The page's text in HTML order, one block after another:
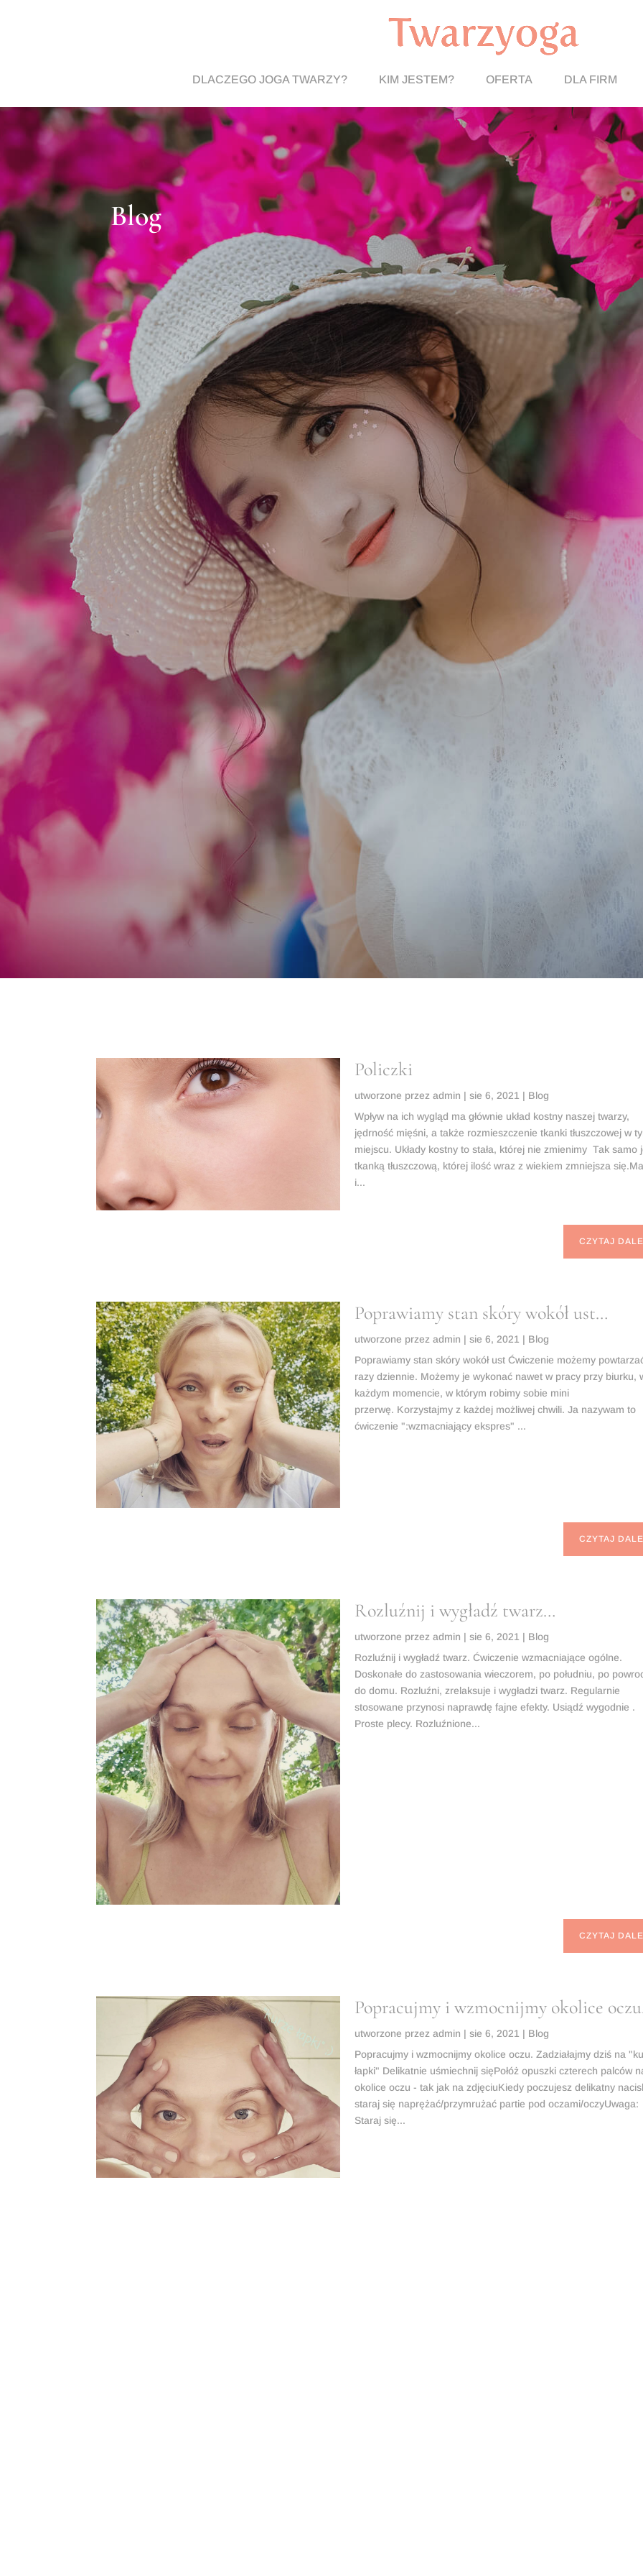
DLACZEGO JOGA TWARZY? KIM JESTEM? OFERTA DLA FIRM
Blog
Policzki
utworzone przezadmin |sie 6, 2021 | Blog
Wpływ na ich wygląd ma głównie układ kostny naszej twarzy,
jędrność mięśni, a także rozmieszczenie tkanki tłuszczowej w
miejscu. Układy kostny to stała, której nie zmienimy Tak samo
tkanką tłuszczową, której ilość wraz z wiekiem zmniejsza
i...
CZYTAJ
Poprawiamy stan skóry wokół ust…
utworzone przezadmin |sie 6, 2021 | Blog
Poprawiamy stan skóry wokół ust Ćwiczenie możemy
razy dziennie. Możemy je wykonać nawet w pracy przy biurku,
każdym momencie, w którym robimy sobie mini
przerwę. Korzystajmy z każdej możliwej chwili. Ja nazywam to
ćwiczenie ":wzmacniający ekspres" ...
CZYTAJ
Rozluźnij i wygładź twarz…
utworzone przezadmin |sie 6, 2021 | Blog
Rozluźnij i wygładź twarz. Ćwiczenie wzmacniające ogólne.
Doskonałe do zastosowania wieczorem, po południu, po
do domu. Rozluźni, zrelaksuje i wygładzi twarz. Regularnie
stosowane przynosi naprawdę fajne efekty. Usiądź wygodnie .
Proste plecy. Rozluźnione...
CZYTAJ
Popracujmy i wzmocnijmy okolice
utworzone przezadmin |sie 6, 2021 | Blog
Popracujmy i wzmocnijmy okolice oczu. Zadziałajmy dziś na
łapki" Delikatnie uśmiechnij sięPołóż opuszki czterech palców
okolice oczu - tak jak na zdjęciuKiedy poczujesz delikatny
staraj się naprężać/przymrużać partie pod oczami/oczyUwaga:
Staraj się...